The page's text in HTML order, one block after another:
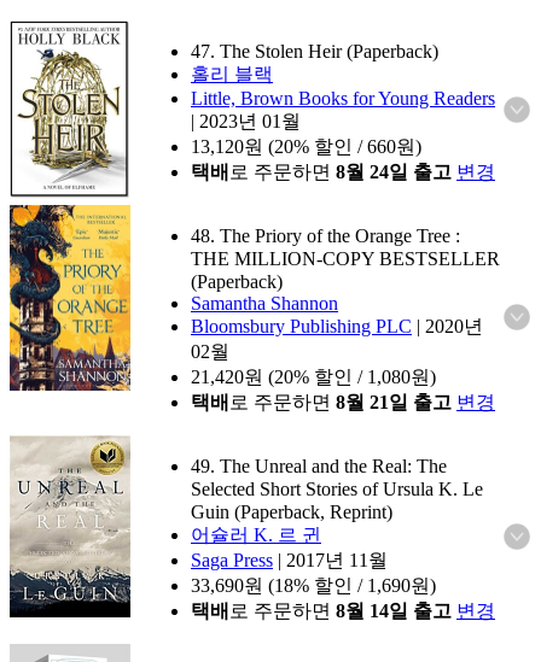
47. The Stolen Heir (Paperback)
홀리 블랙
Little, Brown Books for Young Readers
| 2023년 01월
13,120원 (20% 할인 / 660원)
택배 로 주문하면 8월 24일 출고 변경
48. The Priory of the Orange Tree :
THE MILLION-COPY BESTSELLER
(Paperback)
Samantha Shannon
Bloomsbury Publishing PLC | 2020년
02월
21,420원 (20% 할인 / 1,080원)
택배 로 주문하면 8월 21일 출고 변경
49. The Unreal and the Real: The
Selected Short Stories of Ursula K. Le
Guin (Paperback, Reprint)
어슐러 K. 르 귄
Saga Press | 2017년 11월
33,690원 (18% 할인 / 1,690원)
택배 로 주문하면 8월 14일 출고 변경